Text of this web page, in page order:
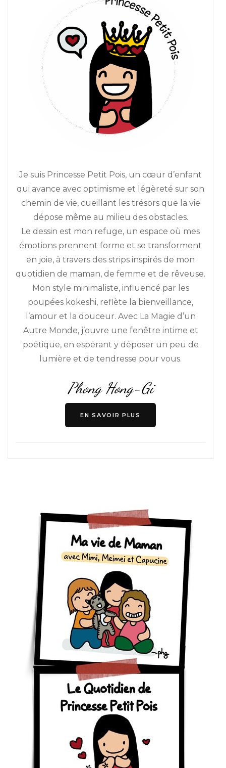
Je suis Princesse Petit Pois, un cœur d’enfant
qui avance avec optimisme et légèreté sur son
chemin de vie, cueillant les trésors que la vie
dépose même au milieu des obstacles.
Le dessin est mon refuge, un espace où mes
émotions prennent forme et se transforment
en joie, à travers des strips inspirés de mon
quotidien de maman, de femme et de rêveuse.
Mon style minimaliste, influencé par les
poupées kokeshi, reflète la bienveillance,
l’amour et la douceur. Avec La Magie d’un
Autre Monde, j’ouvre une fenêtre intime et
poétique, en espérant y déposer un peu de
lumière et de tendresse pour vous.
Phong Hong-Gi
EN SAVOIR PLUS